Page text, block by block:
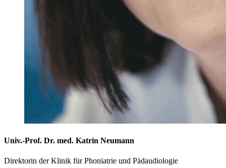
Univ.-Prof. Dr. med. Katrin Neumann
Direktorin der Klinik für Phoniatrie und Pädaudiologie